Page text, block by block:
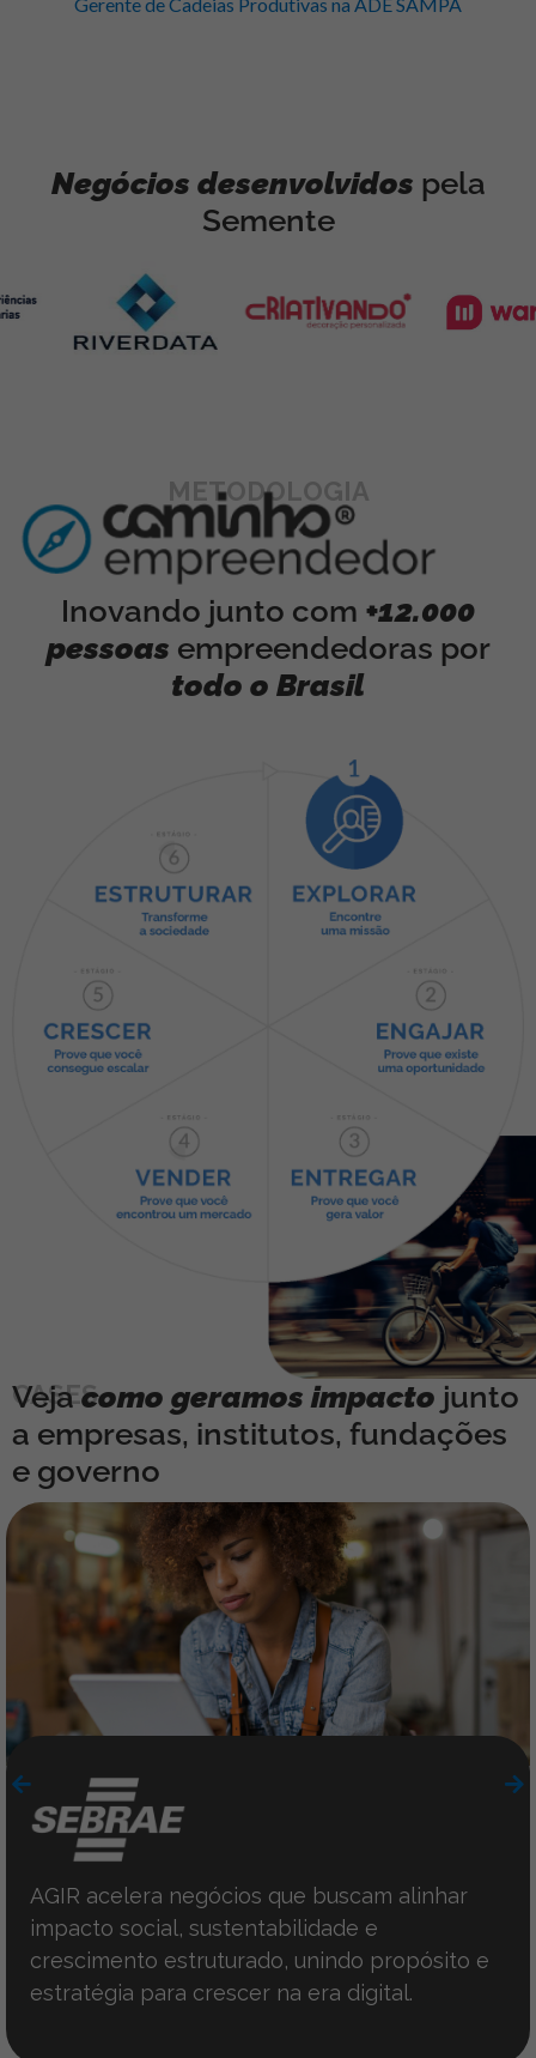
Negócios desenvolvidos pela
Semente
METODOLOGIA
Inovando junto com +12.000
pessoas empreendedoras por
todo o Brasil
CASES
Vejacomo geramos impacto junto
a empresas, institutos, fundações
e governo
AGIR acelera negócios que buscam alinhar
impacto social, sustentabilidade e
crescimento estruturado, unindo propósito e
estratégia para crescer na era digital.